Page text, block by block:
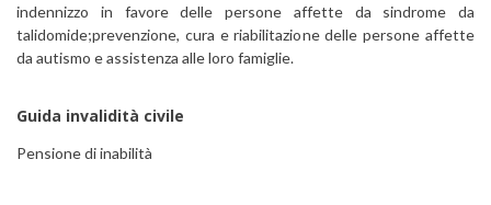
indennizzo in favore delle persone affette da sindrome da
talidomide;prevenzione, cura e riabilitazione delle persone affette
da autismo e assistenza alle loro famiglie.
Guida invalidità civile
Pensione di inabilità